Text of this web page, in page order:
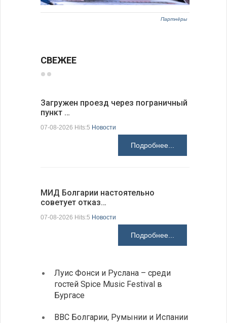
Партнёры
СВЕЖЕЕ
Загружен проезд через пограничный
пункт …
07-08-2026 Hits:5 Новости
Подробнее...
МИД Болгарии настоятельно
советует отказ…
07-08-2026 Hits:5 Новости
Подробнее...
Луис Фонси и Руслана – среди
гостей Spice Music Festival в
Бургасе
ВВС Болгарии, Румынии и Испании